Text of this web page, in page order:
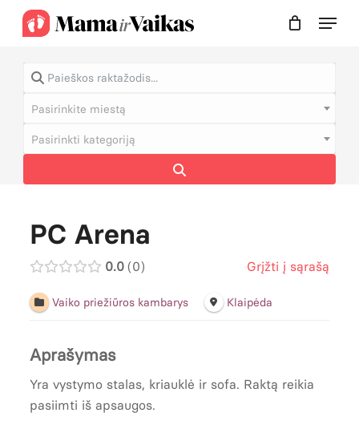
Skip
content
Menu
Cart
PC Arena
0.0 0 Grįžti į sąrašą
Vaiko priežiūros kambarys Klaipėda
Aprašymas
Yra vystymo stalas, kriauklė ir sofa. Raktą reikia
pasiimti iš apsaugos.
Pasirinkite miestą
Pasirinkti kategoriją